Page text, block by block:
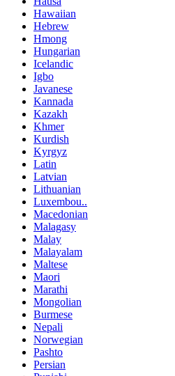
Hawaiian
Hebrew
Hmong
Hungarian
Icelandic
Igbo
Javanese
Kannada
Kazakh
Khmer
Kurdish
Kyrgyz
Latin
Latvian
Lithuanian
Luxembou..
Macedonian
Malagasy
Malay
Malayalam
Maltese
Maori
Marathi
Mongolian
Burmese
Nepali
Norwegian
Pashto
Persian